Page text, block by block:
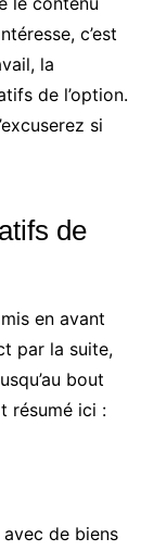
c’est
la
de l’option.
si
de
en avant
par la suite,
bout
résumé ici :
de biens